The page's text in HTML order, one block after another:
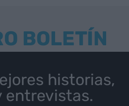
BOLETÍN
historias,
entrevistas.